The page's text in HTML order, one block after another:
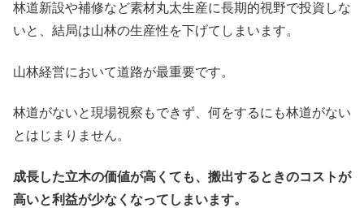
林道新設や補修など素材丸太生産に長期的視野で投資しな
いと、結局は山林の生産性を下げてしまいます。
山林経営において道路が最重要です。
林道がないと現場視察もできず、何をするにも林道がない
とはじまりません。
成長した立木の価値が高くても、搬出するときのコストが
高いと利益が少なくなってしまいます。